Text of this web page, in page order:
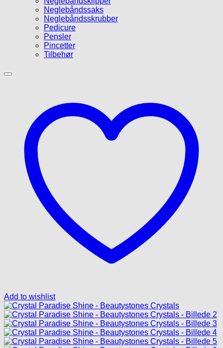
Neglebåndssaks
Neglebåndsskrubber
Pedicure
Pensler
Pincetter
Tilbehør
Add to wishlist